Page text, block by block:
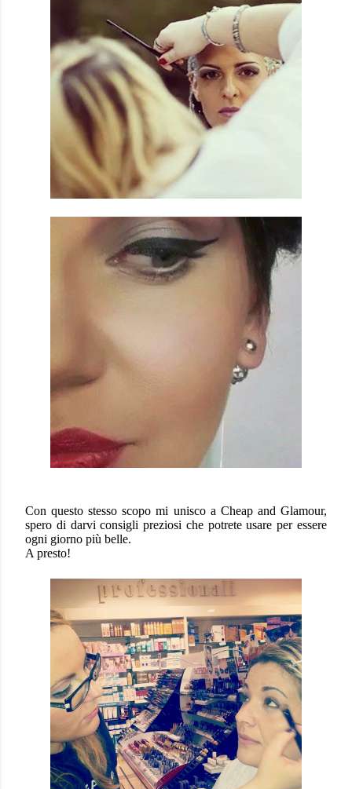
Con questo stesso scopo mi unisco a Cheap and Glamour,
spero di darvi consigli preziosi che potrete usare per essere
ogni giorno più belle.
A presto!